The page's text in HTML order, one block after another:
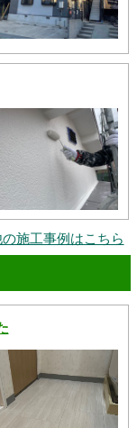
施工事例はこちら